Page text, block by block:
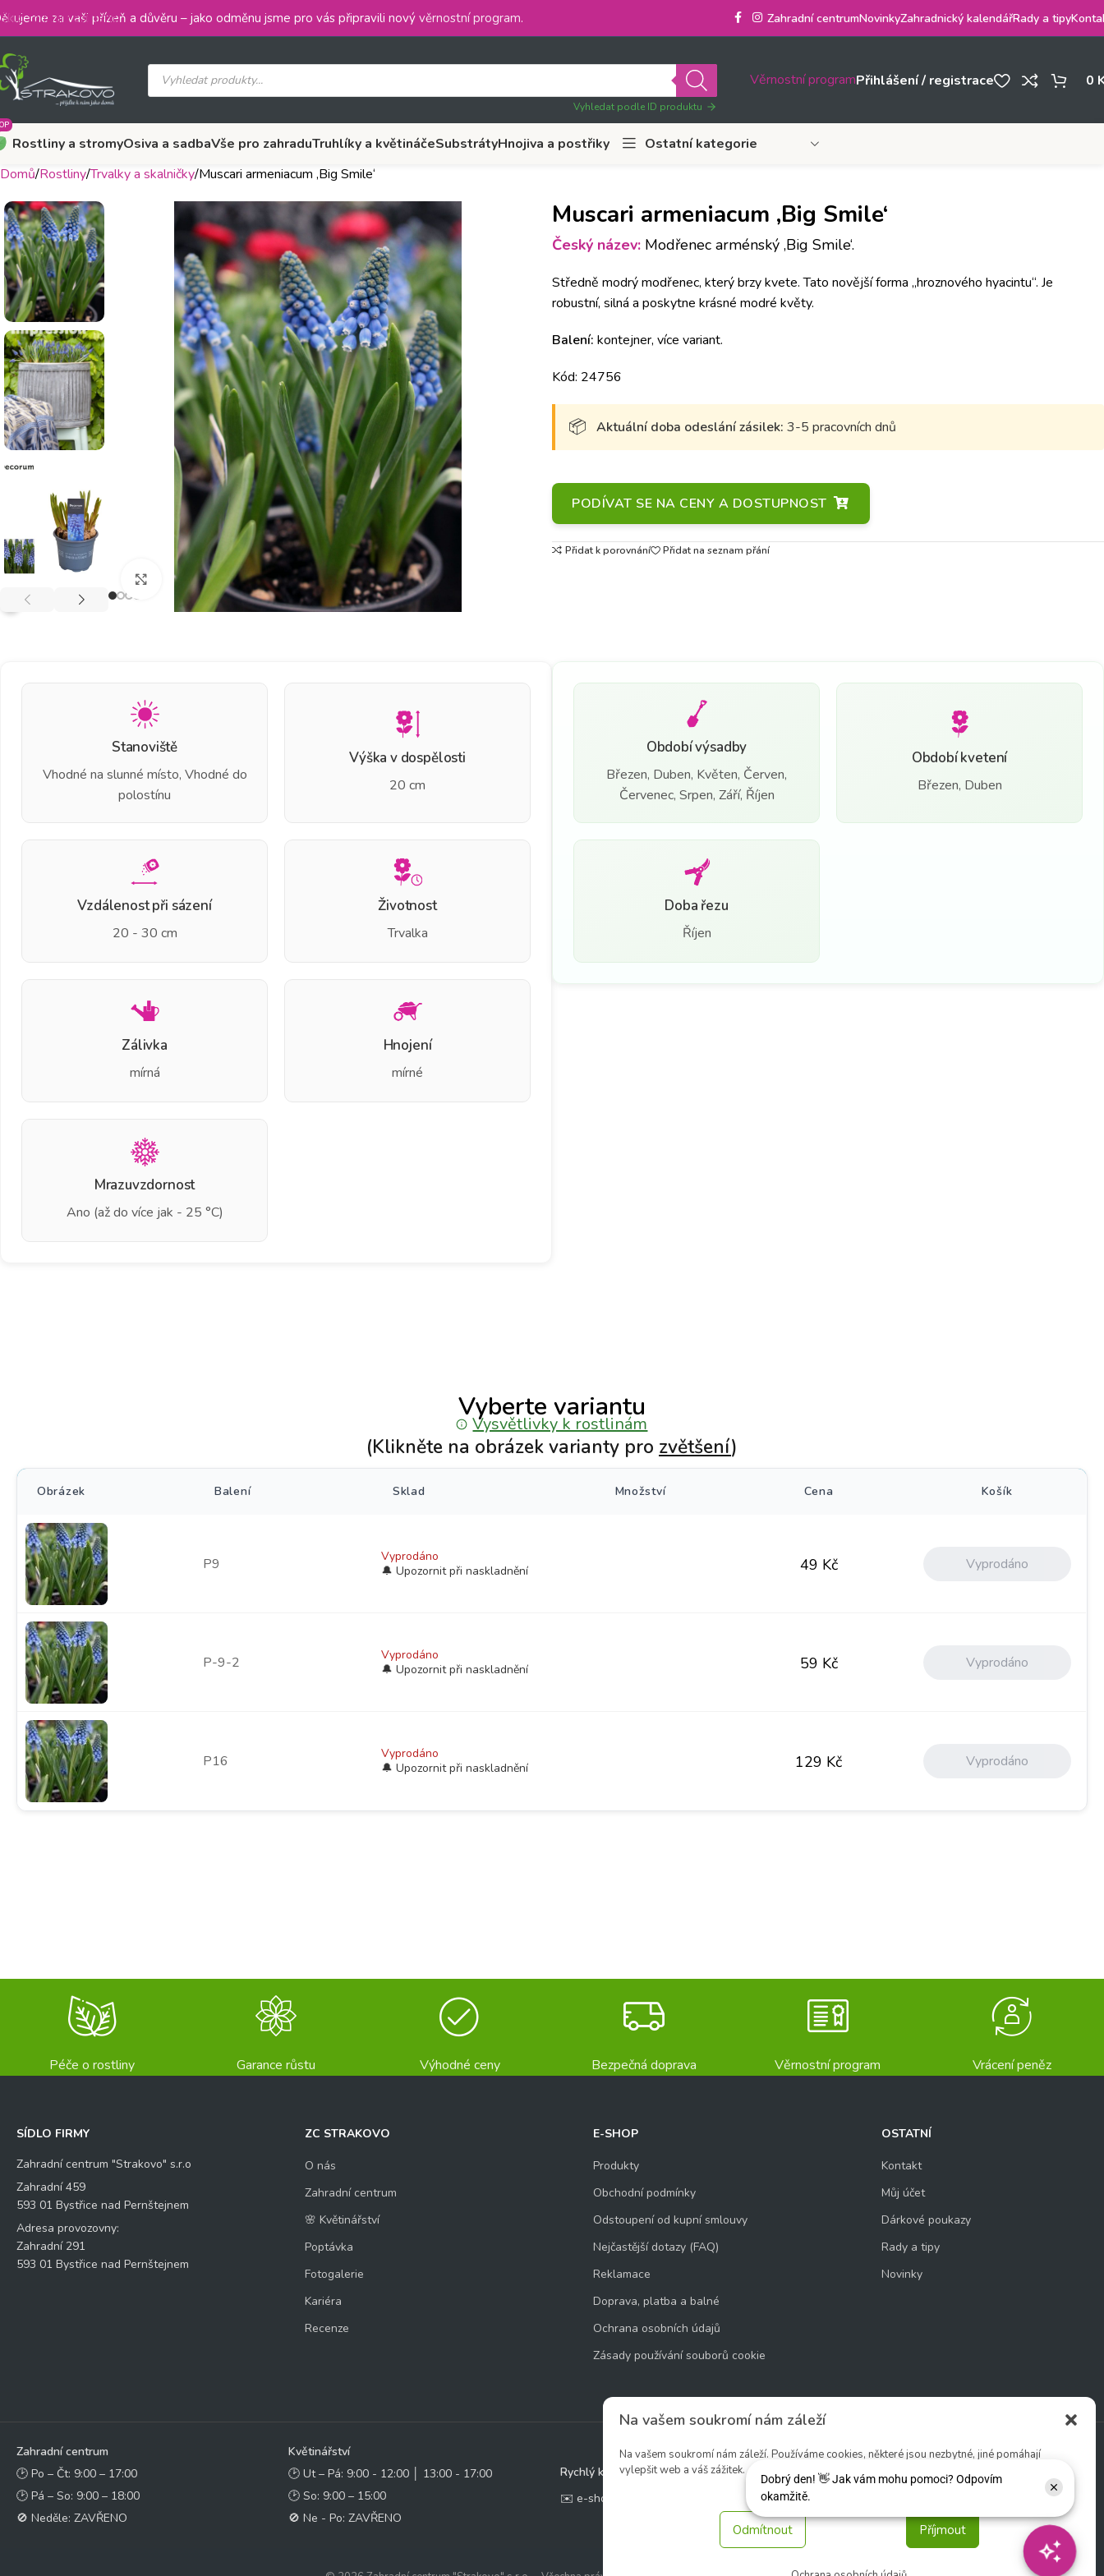
Na vašem soukromí nám záleží
Na vašem soukromí nám záleží. Používáme cookies, některé jsou nezbytné, jiné pomáhají
vylepšit web a váš zážitek.
Příjmout
Odmítnout
Skip to main content
za vaši přízeň a důvěru – jako odměnu jsme pro vás připravili nový věrnostní program. Zahradní centrumNovinkyZahradnický kalendářRady a tipy
Vyhledat podle ID produktu
Věrnostní programPřihlášení / registrace 0
Rostliny a stromyOsiva a sadbaVše pro zahraduTruhlíky a květináčeSubstrátyHnojiva a postřiky
Ostatní kategorie
Domů Rostliny Trvalky a skalničky Muscari armeniacum ‚Big Smile‘
Klikněte pro zvětšení
Muscari armeniacum ‚Big Smile‘
Český název: Modřenec arménský ‚Big Smile‘.
Středně modrý modřenec, který brzy kvete. Tato novější forma „hroznového hyacintu“. Je
robustní, silná a poskytne krásné modré květy.
Balení: kontejner, více variant.
Kód: 24756
Aktuální doba odeslání zásilek: 3-5 pracovních dnů
PODÍVAT SE NA CENY A DOSTUPNOST
Přidat k porovnání Přidat na seznam přání
Stanoviště
Vhodné na slunné místo, Vhodné do
polostínu
Výška v dospělosti
20 cm
Vzdálenost při sázení
20 - 30 cm
Životnost
Trvalka
Zálivka
mírná
Hnojení
mírné
Mrazuvzdornost
Ano (až do více jak - 25 °C)
Období výsadby
Březen, Duben, Květen, Červen,
Červenec, Srpen, Září, Říjen
Období kvetení
Březen, Duben
Doba řezu
Říjen
Vyberte variantu
Vysvětlivky k rostlinám
(Klikněte na obrázek varianty pro zvětšení)
Obrázek Balení Sklad Množství Cena Košík
P9 Vyprodáno 49 Kč Vyprodáno
P-9-2 Vyprodáno 59 Kč Vyprodáno
P16 Vyprodáno 129 Kč Vyprodáno
Péče o rostliny Garance růstu Výhodné ceny Bezpečná doprava Věrnostní program Vrácení peněz
SÍDLO FIRMY
Zahradní centrum "Strakovo" s.r.o
Zahradní 459
593 01 Bystřice nad Pernštejnem
Adresa provozovny:
Zahradní 291
593 01 Bystřice nad Pernštejnem
ZC STRAKOVO
O nás
Zahradní centrum
🌸 Květinářství
Poptávka
Fotogalerie
Kariéra
Recenze
E-SHOP
Produkty
Obchodní podmínky
Odstoupení od kupní smlouvy
Nejčastější dotazy (FAQ)
Reklamace
Doprava, platba a balné
Ochrana osobních údajů
Zásady používání souborů cookie
OSTATNÍ
Kontakt
Můj účet
Dárkové poukazy
Rady a tipy
Novinky
Zahradní centrum
🕑 Po – Čt: 9:00 – 17:00
🕑 Pá – So: 9:00 – 18:00
🚫 Neděle: ZAVŘENO
Květinářství
🕑 Ut – Pá: 9:00 - 12:00 │ 13:00 - 17:00
🕑 So: 9:00 – 15:00
🚫 Ne - Po: ZAVŘENO
Rychlý kontakt:
✉️ e-shop@zcstrakovo.cz
Sledujte nás: